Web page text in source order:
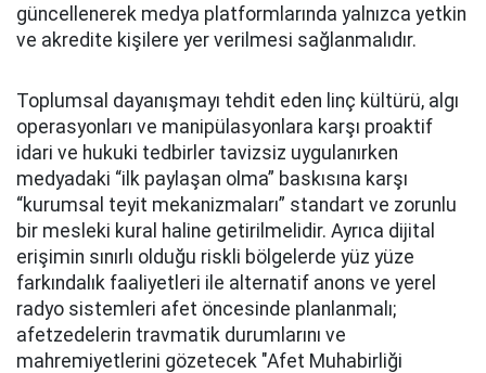
güncellenerek medya platformlarında yalnızca yetkin
ve akredite kişilere yer verilmesi sağlanmalıdır.
Toplumsal dayanışmayı tehdit eden linç kültürü, algı
operasyonları ve manipülasyonlara karşı proaktif
idari ve hukuki tedbirler tavizsiz uygulanırken
medyadaki “ilk paylaşan olma” baskısına karşı
“kurumsal teyit mekanizmaları” standart ve zorunlu
bir mesleki kural haline getirilmelidir. Ayrıca dijital
erişimin sınırlı olduğu riskli bölgelerde yüz yüze
farkındalık faaliyetleri ile alternatif anons ve yerel
radyo sistemleri afet öncesinde planlanmalı;
afetzedelerin travmatik durumlarını ve
mahremiyetlerini gözetecek "Afet Muhabirliği